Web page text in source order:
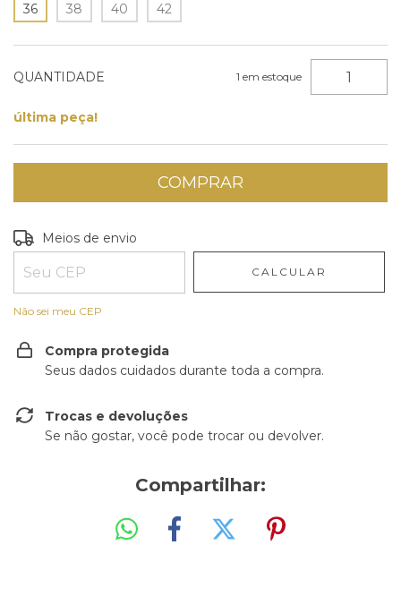
36 38 40 42
QUANTIDADE 1 em estoque
última peça!
Entregas para o CEP:
Meios de envio
CALCULAR
Não sei meu CEP
Compra protegida
Seus dados cuidados durante toda a compra.
Trocas e devoluções
Se não gostar, você pode trocar ou devolver.
Compartilhar: